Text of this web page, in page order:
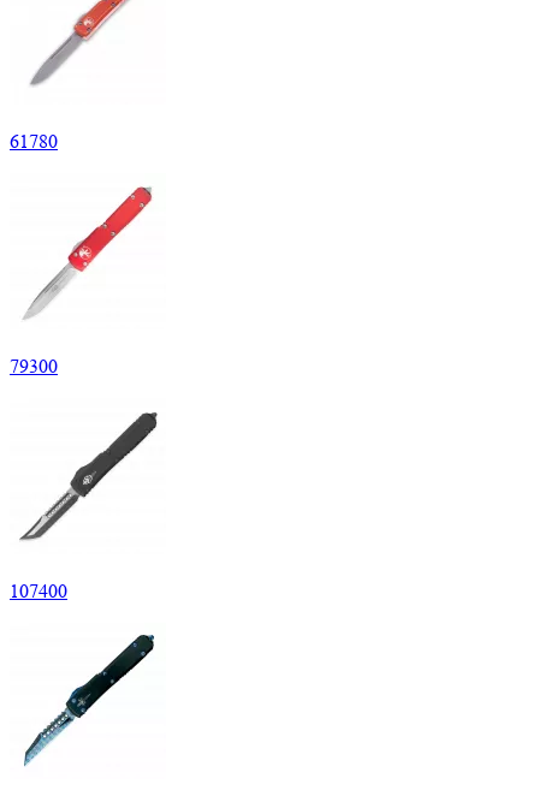
61780
79300
107400